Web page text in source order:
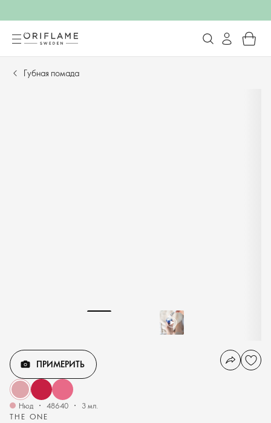
Губная помада
THE ONE
ПРИМЕРИТЬ
Нюд 48640 3 мл.